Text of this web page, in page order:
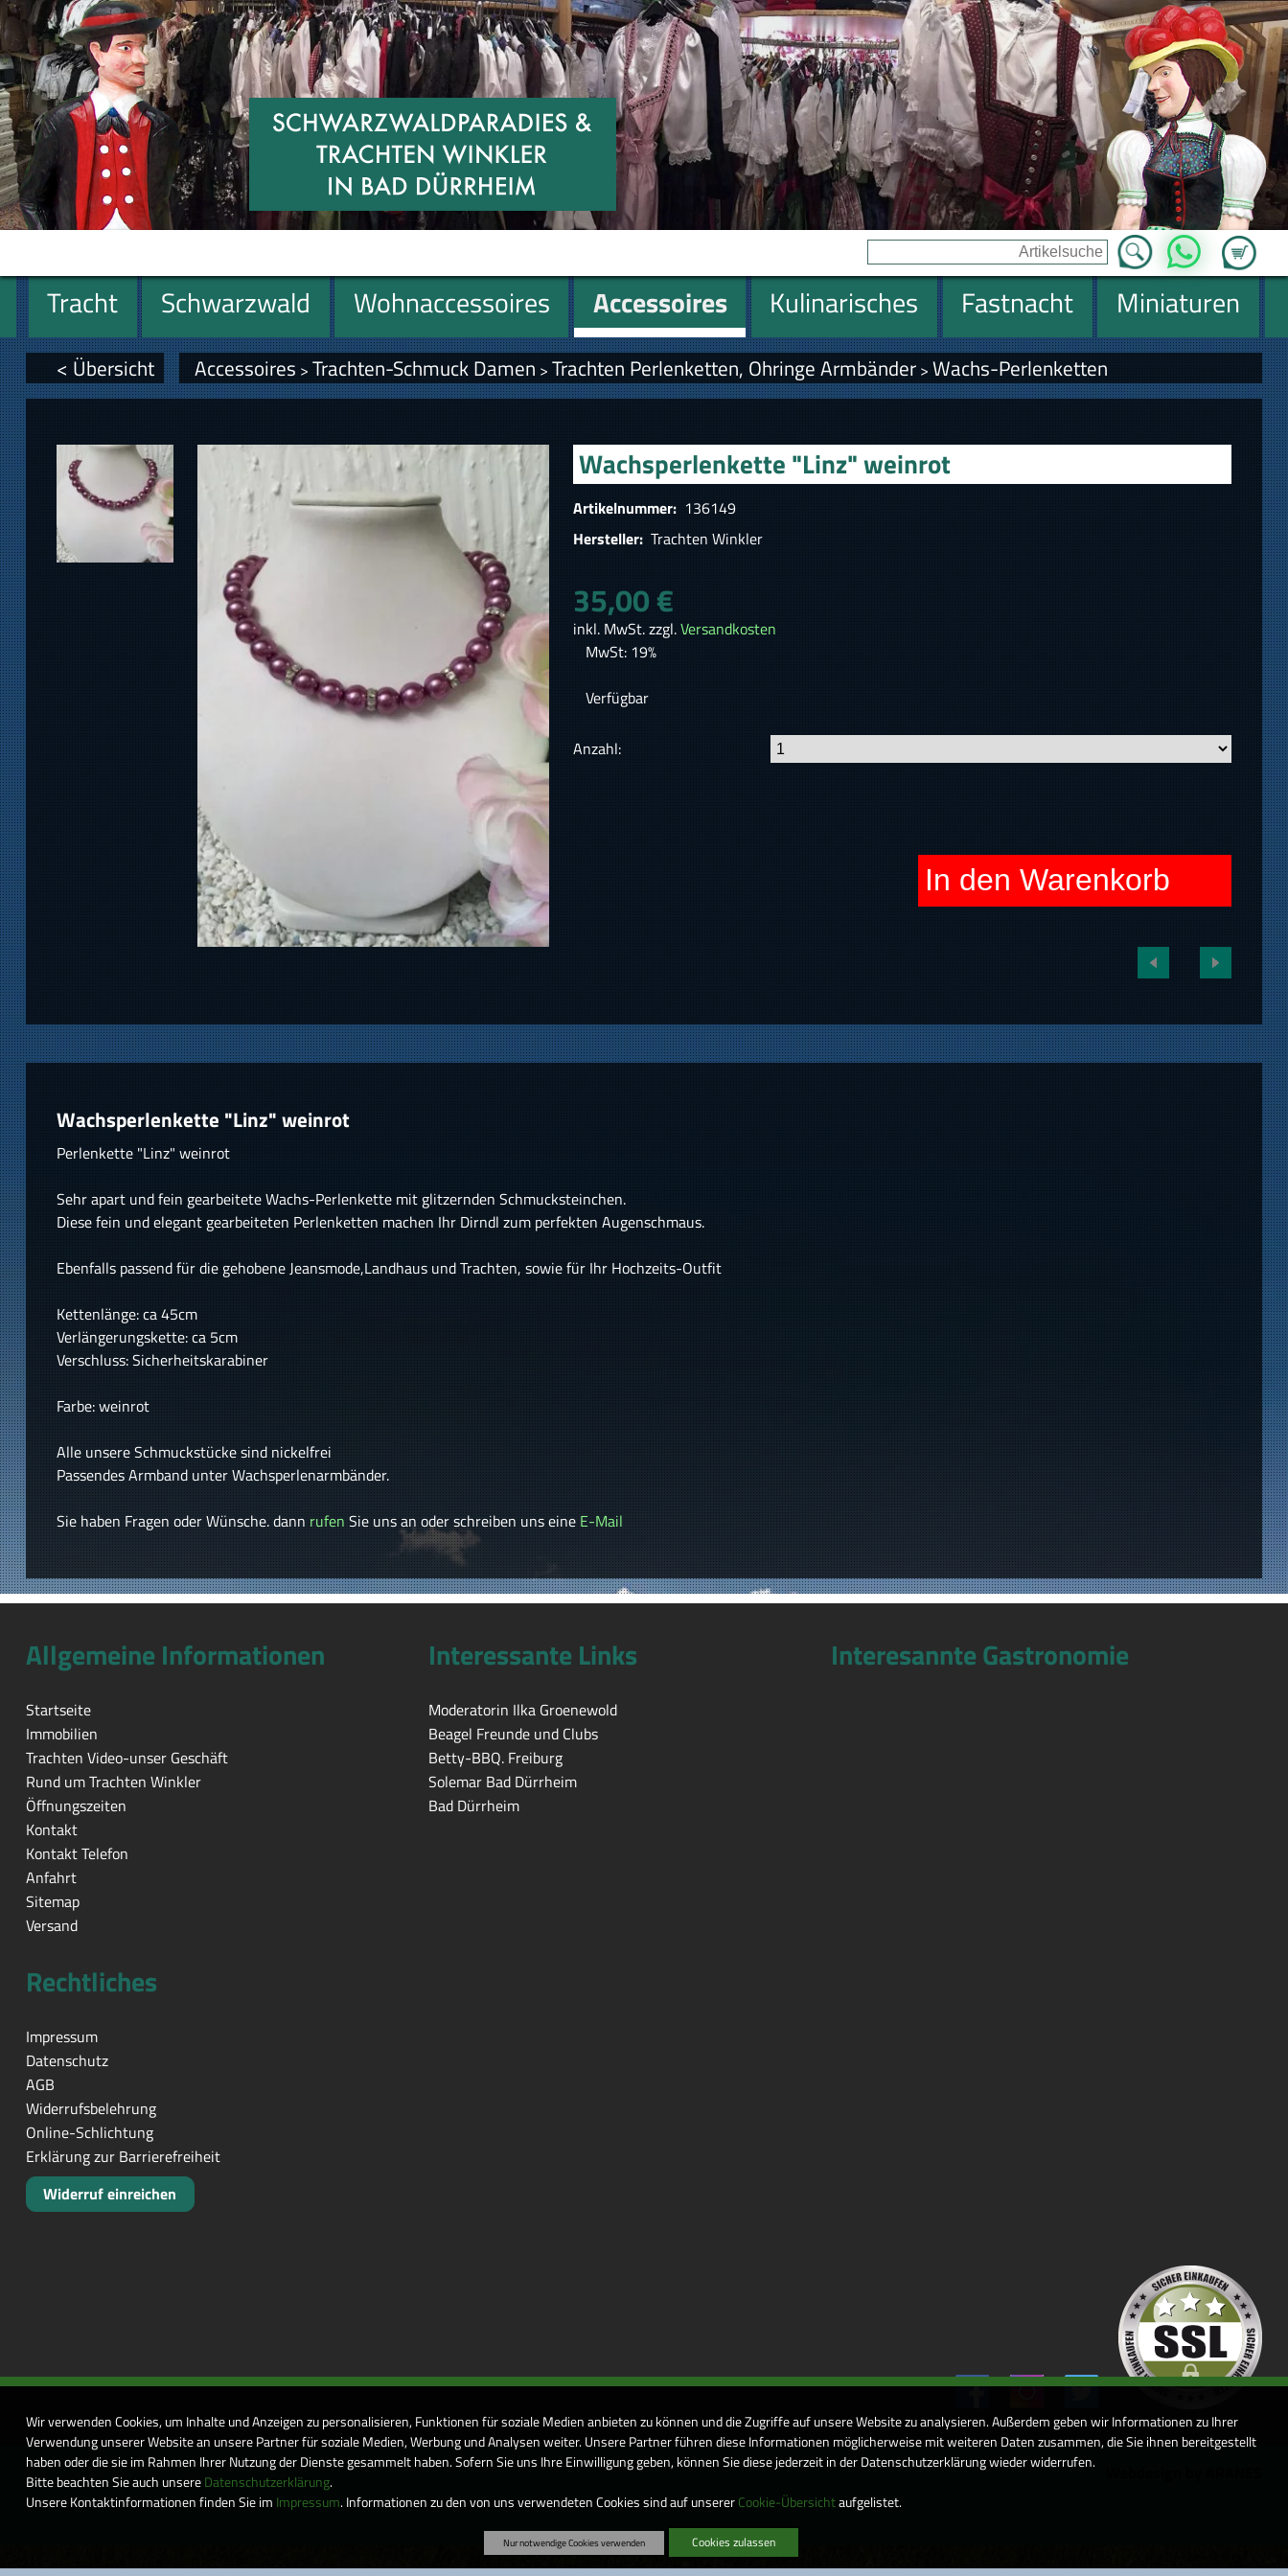
Zum
WhatsApp
Tracht Schwarzwald Wohnaccessoires Accessoires Kulinarisches Fastnacht
Miniaturen
Geschenke
< Übersicht Accessoires > Trachten-Schmuck Damen > Trachten Perlenketten, Ohringe Armbänder> Wachs-Perlenketten
Wachsperlenkette "Linz" weinrot
Artikelnummer: 136149
Hersteller: Trachten Winkler
35,00 €
inkl. MwSt. zzgl.Versandkosten
MwSt: 19%
Verfügbar
Anzahl:
In den Warenkorb
Wachsperlenkette "Linz" weinrot
Perlenkette "Linz" weinrot
Sehr apart und fein gearbeitete Wachs-Perlenkette mit glitzernden Schmucksteinchen.
Diese fein und elegant gearbeiteten Perlenketten machen Ihr Dirndl zum perfekten Augenschmaus.
Ebenfalls passend für die gehobene Jeansmode,Landhaus und Trachten, sowie für Ihr Hochzeits-Outfit
Kettenlänge: ca 45cm
Verlängerungskette: ca 5cm
Verschluss: Sicherheitskarabiner
Farbe: weinrot
Alle unsere Schmuckstücke sind nickelfrei
Passendes Armband unter Wachsperlenarmbänder.
Sie haben Fragen oder Wünsche. dannrufenSie uns an oder schreiben uns eineE-Mail
Allgemeine Informationen
Startseite
Immobilien
Trachten Video-unser Geschäft
Rund um Trachten Winkler
Öffnungszeiten
Kontakt
Kontakt Telefon
Anfahrt
Sitemap
Versand
Interessante Links
Moderatorin Ilka Groenewold
Beagel Freunde und Clubs
Betty-BBQ. Freiburg
Solemar Bad Dürrheim
Bad Dürrheim
Interesannte Gastronomie
Rechtliches
Impressum
Datenschutz
AGB
Widerrufsbelehrung
Online-Schlichtung
Erklärung zur Barrierefreiheit
Widerruf einreichen
Wir verwenden Cookies, um Inhalte und Anzeigen zu personalisieren, Funktionen für soziale Medien anbieten zu können und die Zugriffe auf unsere Website zu analysieren. Außerdem geben wir Informationen zu Ihrer
Verwendung unserer Website an unsere Partner für soziale Medien, Werbung und Analysen weiter. Unsere Partner führen diese Informationen möglicherweise mit weiteren Daten zusammen, die Sie ihnen bereitgestellt
haben oder die sie im Rahmen Ihrer Nutzung der Dienste gesammelt haben. Sofern Sie uns Ihre Einwilligung geben, können Sie diese jederzeit in der Datenschutzerklärung wieder widerrufen.
Bitte beachten Sie auch unsereDatenschutzerklärung.
Unsere Kontaktinformationen finden Sie im Impressum. Informationen zu den von uns verwendeten Cookies sind auf unsererCookie-Übersichtaufgelistet.
Nur notwendige Cookies verwenden Cookies zulassen